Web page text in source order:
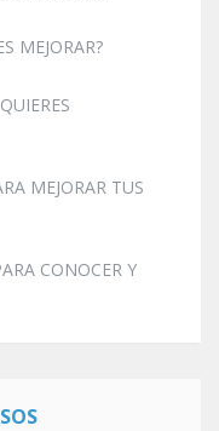
MEJORAR?
MEJORAR TUS
CONOCER Y